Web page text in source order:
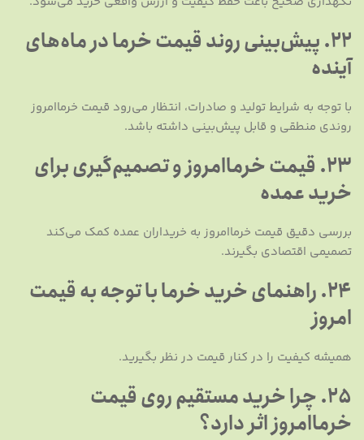
22. پیش‌بینی روند قیمت خرما در ماه‌های
آینده
با توجه به شرایط تولید و صادرات، انتظار می‌رود قیمت خرماامروز
روندی منطقی و قابل پیش‌بینی داشته باشد.
23. قیمت خرماامروز و تصمیم‌گیری برای
خرید عمده
بررسی دقیق قیمت خرماامروز به خریداران عمده کمک می‌کند
تصمیمی اقتصادی بگیرند.
24. راهنمای خرید خرما با توجه به قیمت
امروز
همیشه کیفیت را در کنار قیمت در نظر بگیرید.
25. چرا خرید مستقیم روی قیمت
خرماامروز اثر دارد؟